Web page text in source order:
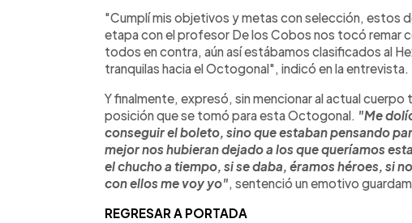
"Cumplí mis objetivos y metas con selección, estos
etapa con el profesor De los Cobos nos tocó remar
todos en contra, aún así estábamos clasificados al
tranquilas hacia el Octogonal", indicó en la entrevista.
Y finalmente, expresó, sin mencionar al actual
posición que se tomó para esta Octogonal. "Me
conseguir el boleto, sino que estaban pensando
mejor nos hubieran dejado a los que queríamos
el chucho a tiempo, si se daba, éramos héroes, si
con ellos me voy yo", sentenció un emotivo
REGRESAR A PORTADA